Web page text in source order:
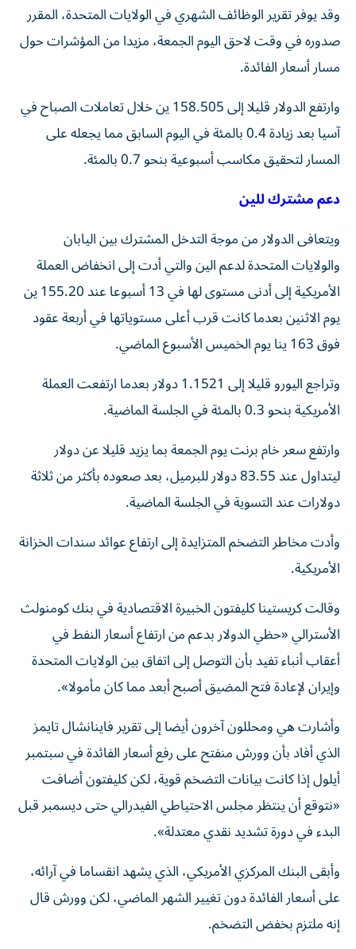
وقد يوفر تقرير الوظائف الشهري في الولايات المتحدة، المقرر
صدوره في وقت لاحق اليوم الجمعة، مزيدا من المؤشرات حول
مسار ‌أسعار الفائدة.
وارتفع الدولار قليلا إلى 158.505 ين خلال تعاملات الصباح في
آسيا بعد زيادة 0.4 ⁠بالمئة في اليوم السابق مما يجعله على
المسار لتحقيق مكاسب أسبوعية بنحو 0.7 بالمئة.
دعم مشترك للين
ويتعافى الدولار من موجة التدخل المشترك بين اليابان
والولايات المتحدة لدعم الين والتي أدت إلى انخفاض العملة
الأمريكية إلى أدنى مستوى لها في 13 أسبوعا عند 155.20 ين
يوم الاثنين بعدما كانت قرب أعلى مستوياتها في أربعة عقود
فوق 163 ينا يوم ​الخميس الأسبوع الماضي.
وتراجع اليورو قليلا إلى 1.1521 دولار بعدما ارتفعت العملة
الأمريكية بنحو ‌0.3 بالمئة في الجلسة الماضية.
وارتفع سعر خام برنت يوم الجمعة بما يزيد قليلا عن دولار
ليتداول عند 83.55 دولار للبرميل، بعد صعوده بأكثر من ثلاثة
دولارات عند التسوية في الجلسة ⁠الماضية.
وأدت مخاطر التضخم المتزايدة إلى ارتفاع عوائد سندات الخزانة
الأمريكية.
وقالت كريستينا كليفتون الخبيرة الاقتصادية في بنك كومنولث
الأسترالي «حظي الدولار بدعم من ارتفاع أسعار النفط في
أعقاب أنباء تفيد بأن التوصل ​إلى اتفاق ‌بين الولايات المتحدة
وإيران لإعادة فتح المضيق أصبح أبعد مما كان مأمولا».
وأشارت ‌هي ومحللون آخرون أيضا إلى تقرير فاينانشال تايمز
الذي أفاد بأن وورش منفتح على رفع أسعار الفائدة في سبتمبر
أيلول إذا كانت بيانات التضخم قوية، لكن كليفتون أضافت
«نتوقع أن ‌ينتظر مجلس الاحتياطي الفيدرالي حتى ‌ديسمبر قبل
البدء في دورة تشديد ⁠نقدي معتدلة».
وأبقى البنك المركزي الأمريكي، الذي يشهد انقساما في آرائه،
على أسعار الفائدة ‌دون تغيير الشهر الماضي، لكن وورش قال
إنه ملتزم بخفض التضخم.